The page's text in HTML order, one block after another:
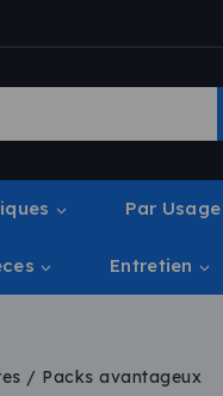
Par Usage
Entretien
/ Packs avantageux